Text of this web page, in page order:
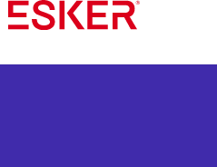
Skip
to
content